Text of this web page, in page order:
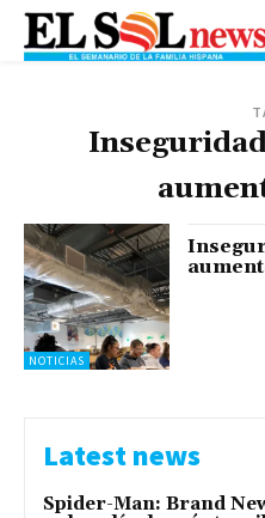
NOTICIAS
Latest news
Spider-Man: Brand